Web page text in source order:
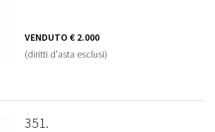
VENDUTO € 2.000
(diritti d'asta esclusi)
351